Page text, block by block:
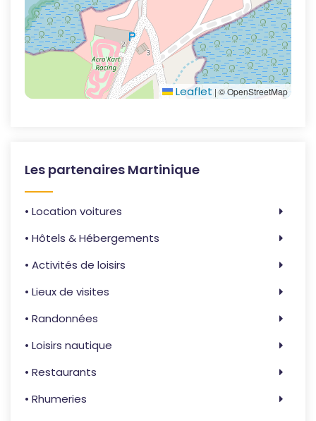
Leaflet |© OpenStreetMap
Les partenaires Martinique
• Location voitures
• Hôtels & Hébergements
• Activités de loisirs
• Lieux de visites
• Randonnées
• Loisirs nautique
• Restaurants
• Rhumeries